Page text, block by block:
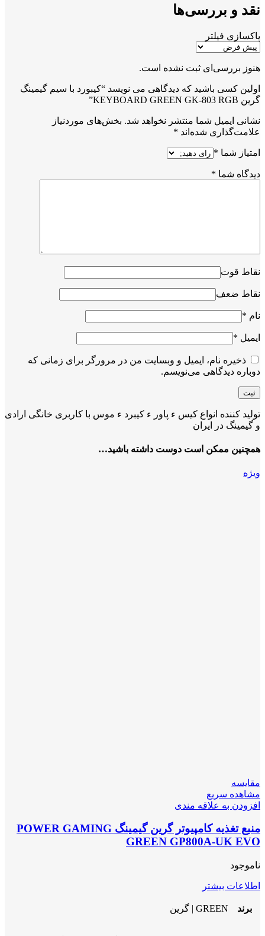
نقد و بررسی‌ها
پاکسازی فیلتر
هنوز بررسی‌ای ثبت نشده است.
اولین کسی باشید که دیدگاهی می نویسد “کیبورد با سیم گیمینگ
گرین KEYBOARD GREEN GK-803 RGB”
نشانی ایمیل شما منتشر نخواهد شد. بخش‌های موردنیاز
علامت‌گذاری شده‌اند *
امتیاز شما *
دیدگاه شما *
نقاط قوت
نقاط ضعف
نام *
ایمیل *
ذخیره نام، ایمیل و وبسایت من در مرورگر برای زمانی که
دوباره دیدگاهی می‌نویسم.
تولید کننده انواع کیس ء پاور ء کیبرد ء موس با کاربری خانگی ارادی
و گیمینگ در ایران
همچنین ممکن است دوست داشته باشید…
ویژه
مقایسه
مشاهده سریع
افزودن به علاقه مندی
منبع تغذیه کامپیوتر گرین گیمینگ POWER GAMING
GREEN GP800A-UK EVO
ناموجود
اطلاعات بیشتر
برند GREEN | گرین